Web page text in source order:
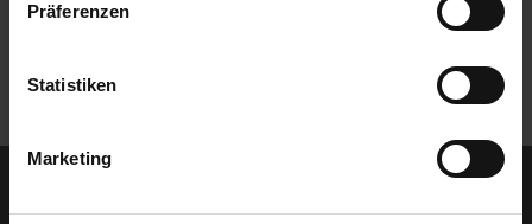
Präferenzen
Statistiken
Marketing